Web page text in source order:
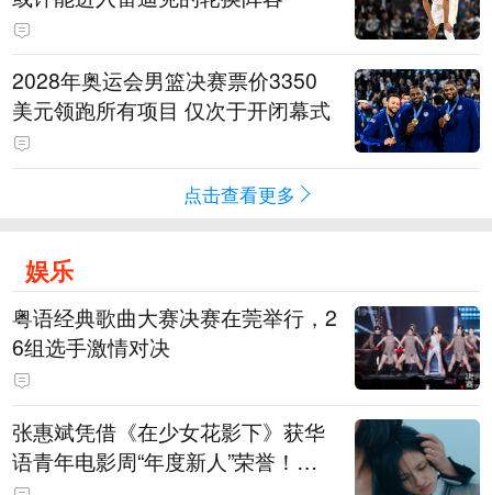
2028年奥运会男篮决赛票价3350
美元领跑所有项目 仅次于开闭幕式
点击查看更多
娱乐
粤语经典歌曲大赛决赛在莞举行，2
6组选手激情对决
张惠斌凭借《在少女花影下》获华
语青年电影周“年度新人”荣誉！该